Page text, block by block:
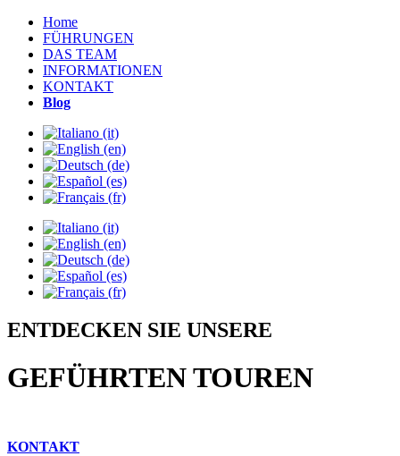
Home
FÜHRUNGEN
DAS TEAM
INFORMATIONEN
KONTAKT
Blog
ENTDECKEN SIE UNSERE
GEFÜHRTEN TOUREN
KONTAKT